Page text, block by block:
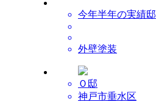
今年半年の実績邸
外壁塗装
Ｏ邸
神戸市垂水区